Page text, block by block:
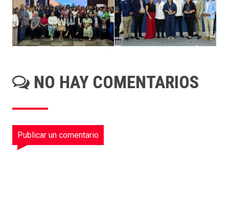
NO HAY COMENTARIOS
Publicar un comentario